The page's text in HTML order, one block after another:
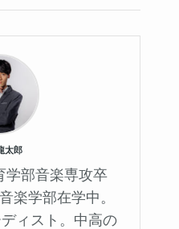
太郎
学部音楽専攻卒
楽学部在学中。
ィスト。中高の